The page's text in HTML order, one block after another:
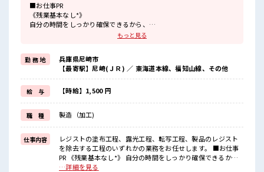
■お仕事PR
《残業基本なし*》
自分の時間をしっかり確保できるから、
プライベートも充実できそう♪
《未経験の方も大カンゲイ*》
初めての方もご安心ください☆
研修もしっかりとあります◎
ここからスキル・ステップUPしていきましょう↑↑《うれしい高時
給*》
高時給1500円！
さらに2交替勤務だから稼げる！
■職場の雰囲気
◆20代・30代の方カツヤク中◆
髪型・髪色自由♪
派手過ぎなければOKだから、
自分らしく好きに楽しめる♪
もっと見る
勤 務 地
兵庫県尼崎市
【最寄駅】尼崎(ＪＲ) ／ 東海道本線、福知山線、その他
給 与 【時給】1,500 円
職 種 製造（加工)
仕事内容
レジストの塗布工程、露光工程、転写工程、製品のレジスト
を除去する工程のいずれかの業務をお任せします。 ■お仕事
PR 《残業基本なし*》 自分の時間をしっかり確保できるか
ら、 プライベートも充実できそう♪ オンとオフをきっちり切
…詳細を見る